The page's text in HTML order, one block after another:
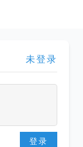
未登录
登录